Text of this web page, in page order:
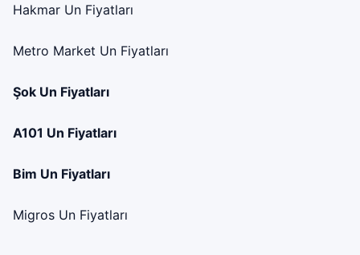
Hakmar Un Fiyatları
Metro Market Un Fiyatları
Şok Un Fiyatları
A101 Un Fiyatları
Bim Un Fiyatları
Migros Un Fiyatları